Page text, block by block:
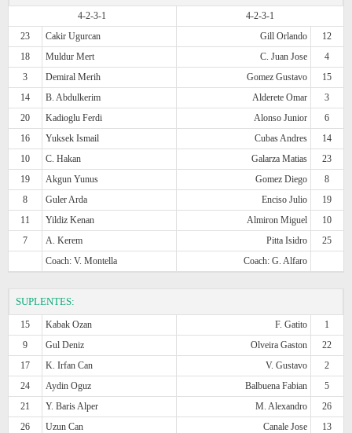
4-2-3-1
4-2-3-1
23
Cakir Ugurcan Gill Orlando
12
18
Muldur Mert C. Juan Jose
4
3
Demiral Merih Gomez Gustavo
15
14
B. Abdulkerim Alderete Omar
3
20
Kadioglu Ferdi Alonso Junior
6
16
Yuksek Ismail Cubas Andres
14
10
C. Hakan Galarza Matias
23
19
Akgun Yunus Gomez Diego
8
8
Guler Arda Enciso Julio
19
11
Yildiz Kenan Almiron Miguel
10
7
A. Kerem Pitta Isidro
25
Coach: V. Montella
Coach: G. Alfaro
SUPLENTES:
15 Kabak Ozan F. Gatito
1
9
Gul Deniz Olveira Gaston
22
17
K. Irfan Can V. Gustavo
2
24
Aydin Oguz Balbuena Fabian
5
21
Y. Baris Alper M. Alexandro
26
26
Uzun Can Canale Jose
13